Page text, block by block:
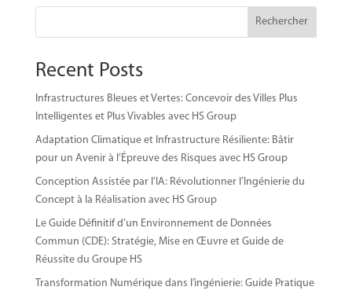
Rechercher
Recent Posts
Infrastructures Bleues et Vertes: Concevoir des Villes Plus
Intelligentes et Plus Vivables avec HS Group
Adaptation Climatique et Infrastructure Résiliente: Bâtir
pour un Avenir à l’Épreuve des Risques avec HS Group
Conception Assistée par l’IA: Révolutionner l’Ingénierie du
Concept à la Réalisation avec HS Group
Le Guide Définitif d’un Environnement de Données
Commun (CDE): Stratégie, Mise en Œuvre et Guide de
Réussite du Groupe HS
Transformation Numérique dans l’ingénierie: Guide Pratique